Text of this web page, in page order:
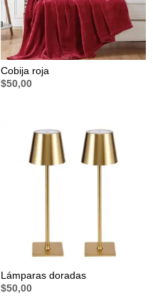
Cobija roja
$50,00
Lámparas doradas
$50,00